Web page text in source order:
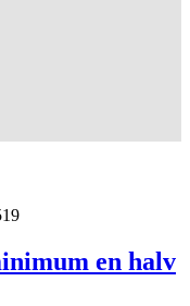
en halv